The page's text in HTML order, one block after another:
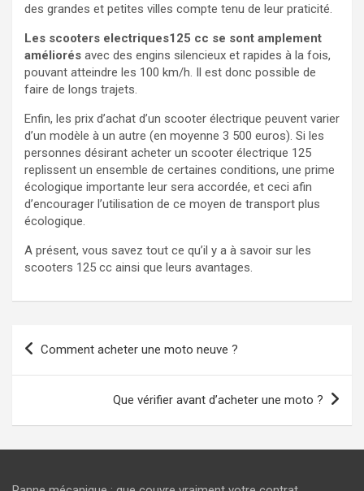
des grandes et petites villes compte tenu de leur praticité.
Les scooters electriques125 cc se sont amplement
améliorés avec des engins silencieux et rapides à la fois,
pouvant atteindre les 100 km/h. Il est donc possible de
faire de longs trajets.
Enfin, les prix d’achat d’un scooter électrique peuvent varier
d’un modèle à un autre (en moyenne 3 500 euros). Si les
personnes désirant acheter un scooter électrique 125
replissent un ensemble de certaines conditions, une prime
écologique importante leur sera accordée, et ceci afin
d’encourager l’utilisation de ce moyen de transport plus
écologique.
A présent, vous savez tout ce qu’il y a à savoir sur les
scooters 125 cc ainsi que leurs avantages.
Navigation
Comment acheter une moto neuve ?
Que vérifier avant d’acheter une moto ?